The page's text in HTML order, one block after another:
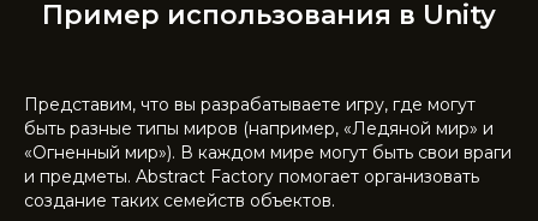
Пример использования в Unity
Представим, что вы разрабатываете игру, где могут
быть разные типы миров (например, «Ледяной мир» и
«Огненный мир»). В каждом мире могут быть свои враги
и предметы. Abstract Factory помогает организовать
создание таких семейств объектов.